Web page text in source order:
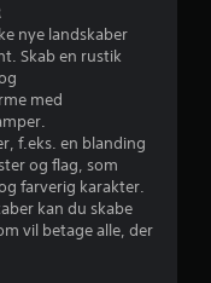
e
n
e
r
nye landskaber
Skab en rustik
med
f.eks. en blanding
og flag, som
farverig karakter.
kan du skabe
vil betage alle, der